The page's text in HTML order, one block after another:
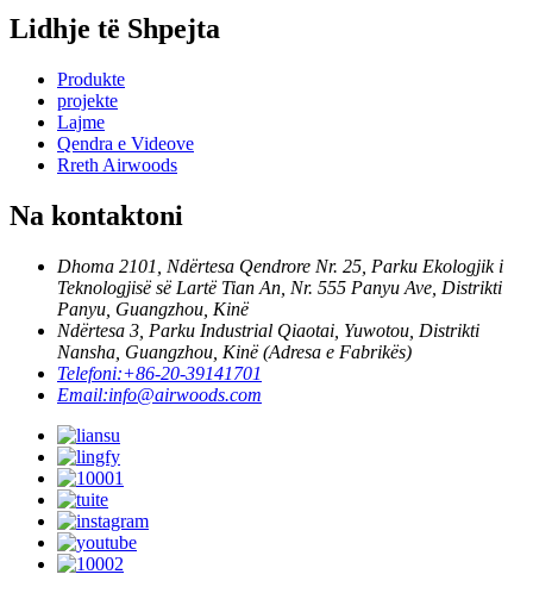
Lidhje të Shpejta
Produkte
projekte
Lajme
Qendra e Videove
Rreth Airwoods
Na kontaktoni
Dhoma 2101, Ndërtesa Qendrore Nr. 25, Parku Ekologjik i
Teknologjisë së Lartë Tian An, Nr. 555 Panyu Ave, Distrikti
Panyu, Guangzhou, Kinë
Ndërtesa 3, Parku Industrial Qiaotai, Yuwotou, Distrikti
Nansha, Guangzhou, Kinë (Adresa e Fabrikës)
Telefoni:+86-20-39141701
Email:info@airwoods.com